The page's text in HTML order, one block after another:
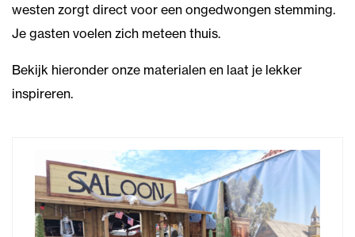
westen zorgt direct voor een ongedwongen stemming.
Je gasten voelen zich meteen thuis.
Bekijk hieronder onze materialen en laat je lekker
inspireren.